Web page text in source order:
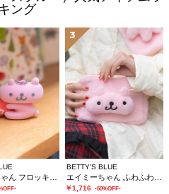
ング
3
BETTY'S BLUE
エイミーちゃん ふわふわショルダーバッグ
￥1,716 -60%OFF-